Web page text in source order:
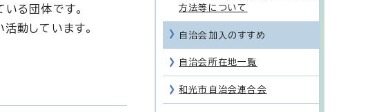
る団体です。
動しています。
方法等について
自治会加入のすすめ
自治会所在地一覧
和光市自治会連合会